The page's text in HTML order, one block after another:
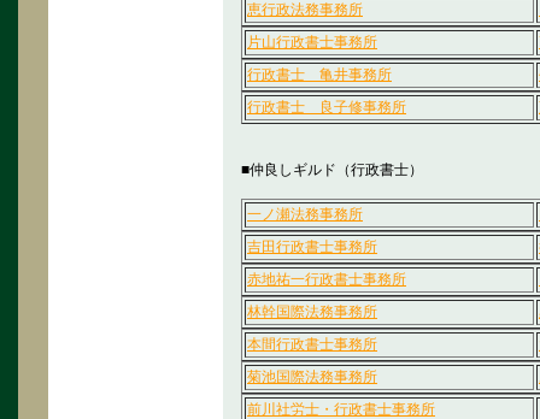
恵行政法務事務所
片山行政書士事務所
行政書士 亀井事務所
行政書士 良子修事務所
■仲良しギルド（行政書士）
一ノ瀬法務事務所
吉田行政書士事務所
赤地祐一行政書士事務所
林幹国際法務事務所
本間行政書士事務所
菊池国際法務事務所
前川社労士・行政書士事務所